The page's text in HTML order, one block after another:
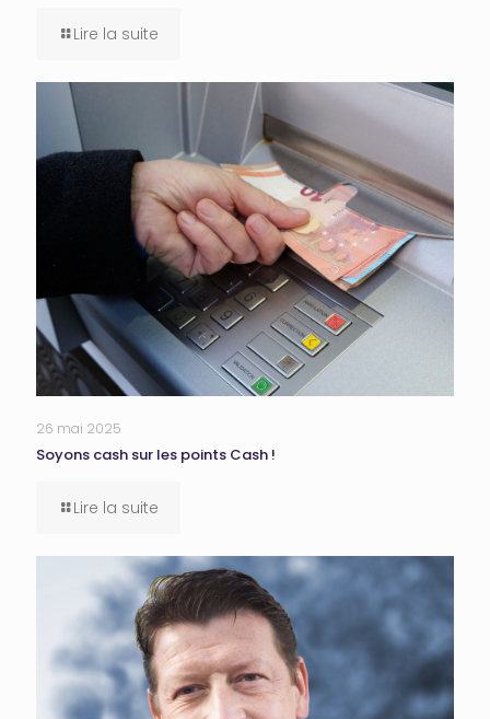
Lire la suite
26 mai 2025
Soyons cash sur les points Cash !
Lire la suite